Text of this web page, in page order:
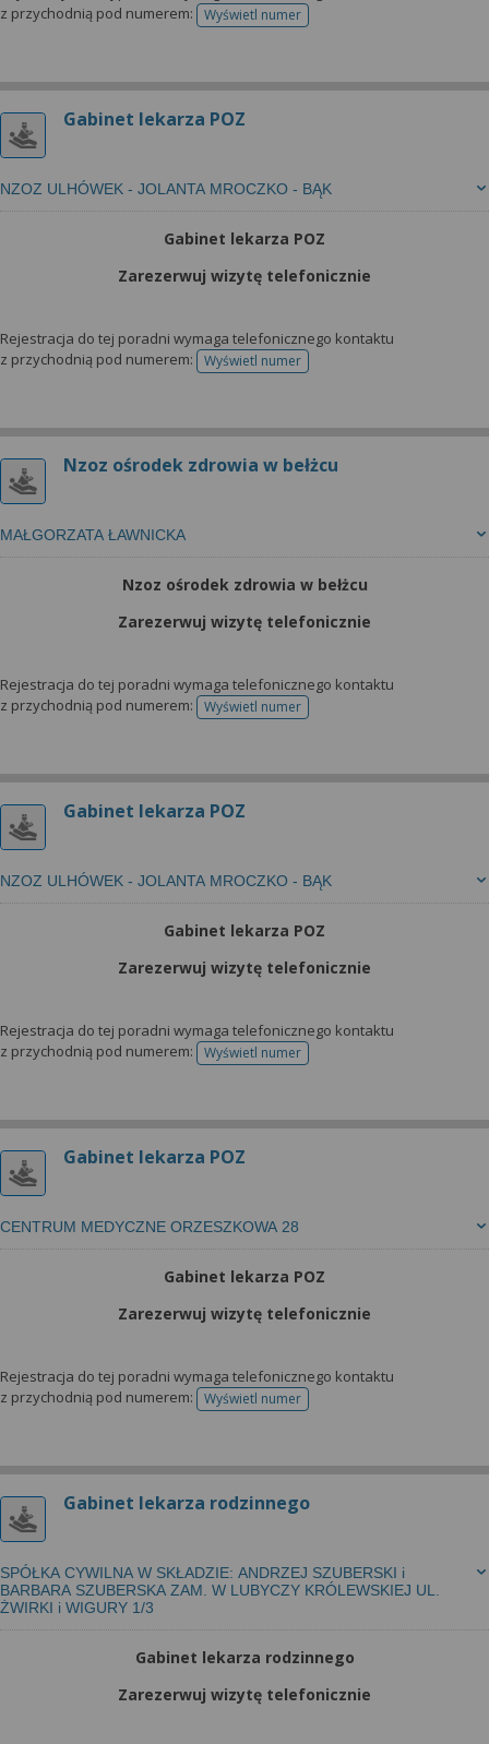
z przychodnią pod numerem:
Wyświetl numertelefonu do rejestracji
Gabinet lekarza POZ
NZOZ ULHÓWEK - JOLANTA MROCZKO - BĄK
Gabinet lekarza POZ
Zarezerwuj wizytę telefonicznie
Rejestracja do tej poradni wymaga telefonicznego kontaktu
z przychodnią pod numerem:
Wyświetl numertelefonu do rejestracji
Nzoz ośrodek zdrowia w bełżcu
MAŁGORZATA ŁAWNICKA
Nzoz ośrodek zdrowia w bełżcu
Zarezerwuj wizytę telefonicznie
Rejestracja do tej poradni wymaga telefonicznego kontaktu
z przychodnią pod numerem:
Wyświetl numertelefonu do rejestracji
Gabinet lekarza POZ
NZOZ ULHÓWEK - JOLANTA MROCZKO - BĄK
Gabinet lekarza POZ
Zarezerwuj wizytę telefonicznie
Rejestracja do tej poradni wymaga telefonicznego kontaktu
z przychodnią pod numerem:
Wyświetl numertelefonu do rejestracji
Gabinet lekarza POZ
CENTRUM MEDYCZNE ORZESZKOWA 28
Gabinet lekarza POZ
Zarezerwuj wizytę telefonicznie
Rejestracja do tej poradni wymaga telefonicznego kontaktu
z przychodnią pod numerem:
Wyświetl numertelefonu do rejestracji
Gabinet lekarza rodzinnego
SPÓŁKA CYWILNA W SKŁADZIE: ANDRZEJ SZUBERSKI i
BARBARA SZUBERSKA ZAM. W LUBYCZY KRÓLEWSKIEJ UL.
ŻWIRKI i WIGURY 1/3
Gabinet lekarza rodzinnego
Zarezerwuj wizytę telefonicznie